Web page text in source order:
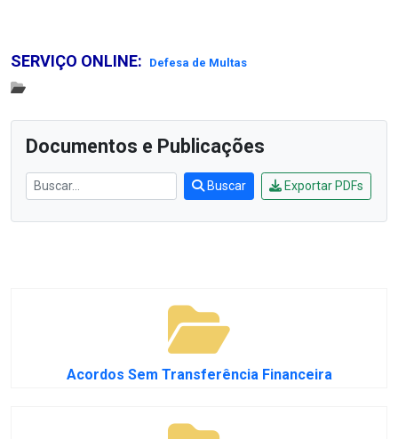
SERVIÇO ONLINE: Defesa de Multas
Documentos e Publicações
Buscar Exportar PDFs
Acordos Sem Transferência Financeira